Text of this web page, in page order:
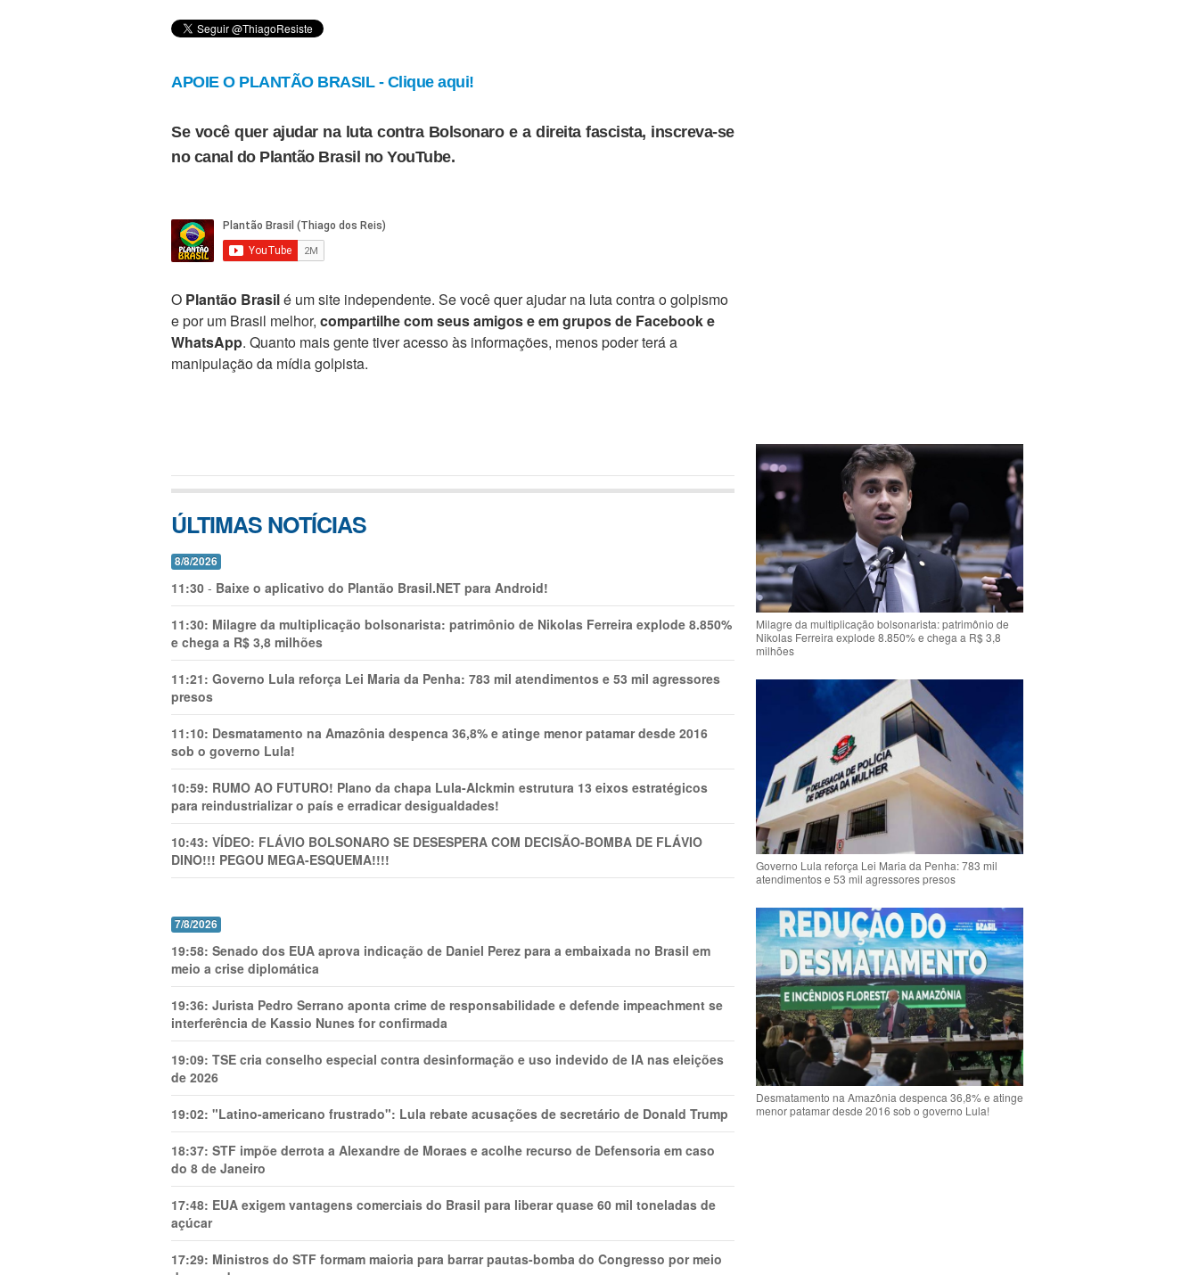
APOIE O PLANTÃO BRASIL - Clique aqui!
Se você quer ajudar na luta contra Bolsonaro e a direita fascista, inscreva-se
no canal do Plantão Brasil no YouTube.
O Plantão Brasilé um site independente. Se você quer ajudar na luta contra o golpismo
e por um Brasil melhor, compartilhe com seus amigos e em grupos de Facebook e
WhatsApp. Quanto mais gente tiver acesso às informações, menos poder terá a
manipulação da mídia golpista.
ÚLTIMAS NOTÍCIAS
8/8/2026
11:30 - Baixe o aplicativo do Plantão Brasil.NET para Android!
11:30: Milagre da multiplicação bolsonarista: patrimônio de Nikolas Ferreira explode 8.850%
e chega a R$ 3,8 milhões
11:21: Governo Lula reforça Lei Maria da Penha: 783 mil atendimentos e 53 mil agressores
presos
11:10: Desmatamento na Amazônia despenca 36,8% e atinge menor patamar desde 2016
sob o governo Lula!
10:59: RUMO AO FUTURO! Plano da chapa Lula-Alckmin estrutura 13 eixos estratégicos
para reindustrializar o país e erradicar desigualdades!
10:43: VÍDEO: FLÁVIO BOLSONARO SE DESESPERA COM DECISÃO-BOMBA DE FLÁVIO
DINO!!! PEGOU MEGA-ESQUEMA!!!!
7/8/2026
19:58: Senado dos EUA aprova indicação de Daniel Perez para a embaixada no Brasil em
meio a crise diplomática
19:36: Jurista Pedro Serrano aponta crime de responsabilidade e defende impeachment se
interferência de Kassio Nunes for confirmada
19:09: TSE cria conselho especial contra desinformação e uso indevido de IA nas eleições
de 2026
19:02: "Latino-americano frustrado": Lula rebate acusações de secretário de Donald Trump
18:37: STF impõe derrota a Alexandre de Moraes e acolhe recurso de Defensoria em caso
do 8 de Janeiro
17:48: EUA exigem vantagens comerciais do Brasil para liberar quase 60 mil toneladas de
açúcar
17:29: Ministros do STF formam maioria para barrar pautas-bomba do Congresso por meio
Milagre da multiplicação bolsonarista: patrimônio de
Nikolas Ferreira explode 8.850% e chega a R$ 3,8
milhões
Governo Lula reforça Lei Maria da Penha: 783 mil
atendimentos e 53 mil agressores presos
Desmatamento na Amazônia despenca 36,8% e atinge
menor patamar desde 2016 sob o governo Lula!